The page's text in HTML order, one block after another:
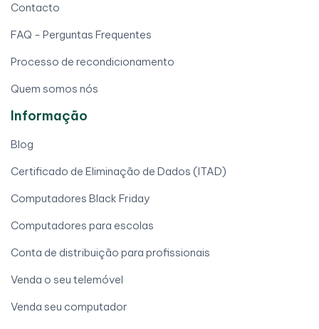
Contacto
FAQ - Perguntas Frequentes
Processo de recondicionamento
Quem somos nós
Informação
Blog
Certificado de Eliminação de Dados (ITAD)
Computadores Black Friday
Computadores para escolas
Conta de distribuição para profissionais
Venda o seu telemóvel
Venda seu computador